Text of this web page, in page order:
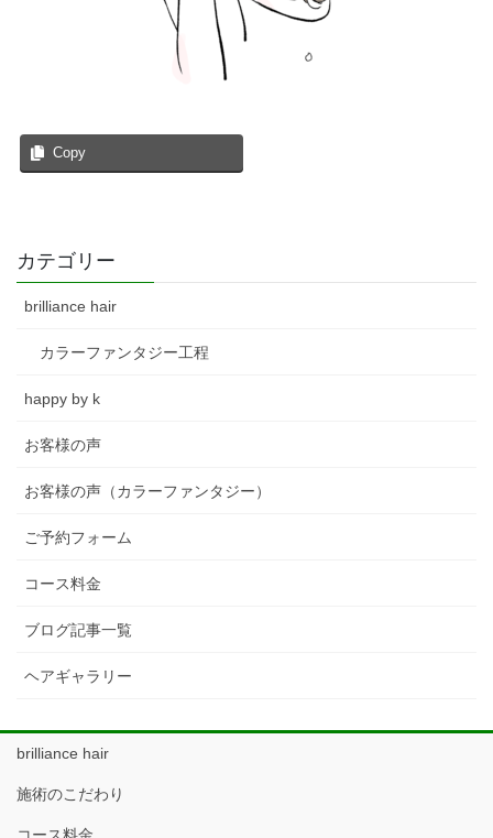
Copy
カテゴリー
brilliance hair
カラーファンタジー工程
happy by k
お客様の声
お客様の声（カラーファンタジー）
ご予約フォーム
コース料金
ブログ記事一覧
ヘアギャラリー
brilliance hair
施術のこだわり